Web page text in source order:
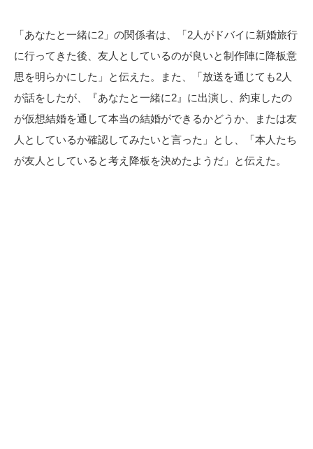
「あなたと一緒に2」の関係者は、「2人がドバイに新婚旅行
に行ってきた後、友人としているのが良いと制作陣に降板意
思を明らかにした」と伝えた。また、「放送を通じても2人
が話をしたが、『あなたと一緒に2』に出演し、約束したの
が仮想結婚を通して本当の結婚ができるかどうか、または友
人としているか確認してみたいと言った」とし、「本人たち
が友人としていると考え降板を決めたようだ」と伝えた。